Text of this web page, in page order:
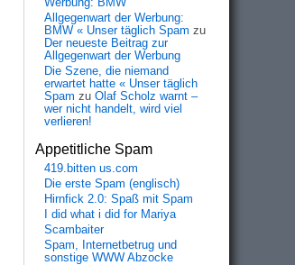
Werbung: BMW
Allgegenwart der Werbung:
BMW « Unser täglich Spam zu
Der neueste Beitrag zur
Allgegenwart der Werbung
Die Szene, die niemand
erwartet hatte « Unser täglich
Spam zu Olaf Scholz warnt –
wer nicht handelt, wird viel
verlieren!
Appetitliche Spam
419.bitten us.com
Die erste Spam (englisch)
Hirnfick 2.0: Spaß mit Spam
I did what i did for Mariya
Scambaiter
Spam, Internetbetrug und
sonstige WWW Abzocke